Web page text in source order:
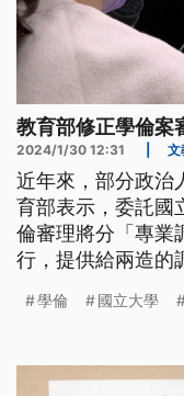
教育部修正學倫案
2024/1/30 12:31 文
近年來，部分政治
育部表示，委託國
倫審理將分「專業
行，提供給兩造的
學倫 國立大學